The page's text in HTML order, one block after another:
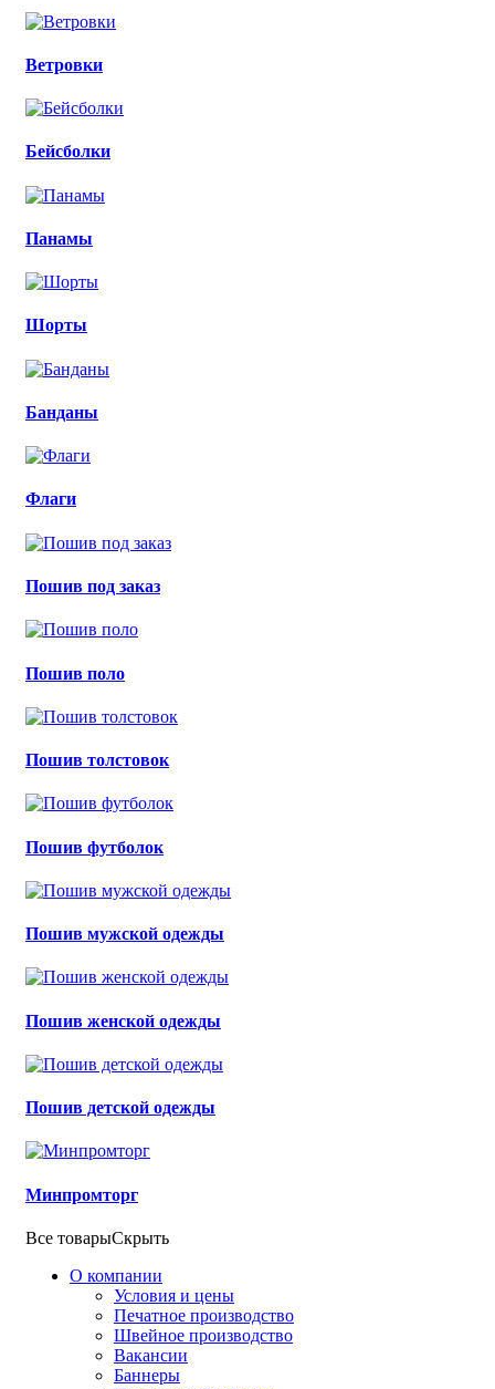
Ветровки
Бейсболки
Панамы
Шорты
Банданы
Флаги
Пошив под заказ
Пошив поло
Пошив толстовок
Пошив футболок
Пошив мужской одежды
Пошив женской одежды
Пошив детской одежды
Минпромторг
Все товарыСкрыть
О компании
Условия и цены
Печатное производство
Швейное производство
Вакансии
Баннеры